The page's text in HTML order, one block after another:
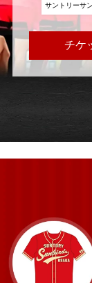
サントリーサ
チケ